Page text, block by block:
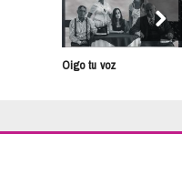
Oigo tu voz